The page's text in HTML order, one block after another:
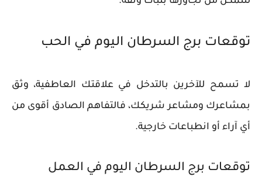
توقعات برج السرطان اليوم في الحب
لا تسمح للآخرين بالتدخل في علاقتك العاطفية، وثق
بمشاعرك ومشاعر شريكك، فالتفاهم الصادق أقوى من
أي آراء أو انطباعات خارجية.
توقعات برج السرطان اليوم في العمل